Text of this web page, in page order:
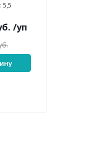
5,5
/уп